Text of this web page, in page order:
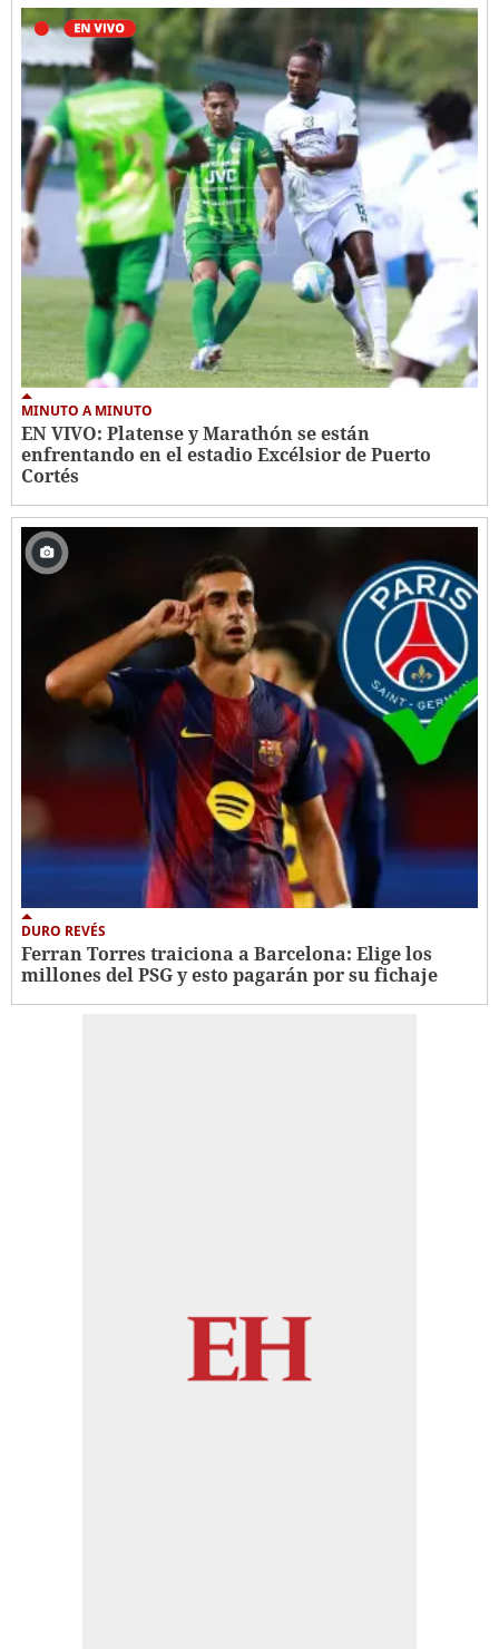
MINUTO A MINUTO
EN VIVO: Platense y Marathón se están
enfrentando en el estadio Excélsior de Puerto
Cortés
DURO REVÉS
Ferran Torres traiciona a Barcelona: Elige los
millones del PSG y esto pagarán por su fichaje